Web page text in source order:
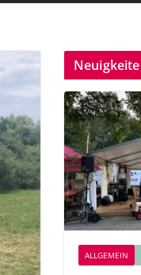
ALLGEMEIN